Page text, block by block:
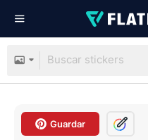
Guardar